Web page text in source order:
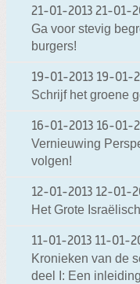
21-01-2013 21-01-
Ga voor stevig
burgers!
19-01-2013 19-01-
Schrijf het groene
16-01-2013 16-01-
Vernieuwing
volgen!
12-01-2013 12-01-
Het Grote
11-01-2013 11-01-
Kronieken van de
deel I: Een inleiding